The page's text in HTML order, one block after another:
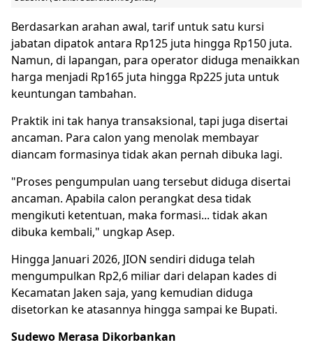
Berdasarkan arahan awal, tarif untuk satu kursi
jabatan dipatok antara Rp125 juta hingga Rp150 juta.
Namun, di lapangan, para operator diduga menaikkan
harga menjadi Rp165 juta hingga Rp225 juta untuk
keuntungan tambahan.
Praktik ini tak hanya transaksional, tapi juga disertai
ancaman. Para calon yang menolak membayar
diancam formasinya tidak akan pernah dibuka lagi.
"Proses pengumpulan uang tersebut diduga disertai
ancaman. Apabila calon perangkat desa tidak
mengikuti ketentuan, maka formasi... tidak akan
dibuka kembali," ungkap Asep.
Hingga Januari 2026, JION sendiri diduga telah
mengumpulkan Rp2,6 miliar dari delapan kades di
Kecamatan Jaken saja, yang kemudian diduga
disetorkan ke atasannya hingga sampai ke Bupati.
Sudewo Merasa Dikorbankan